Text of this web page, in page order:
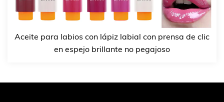
Aceite para labios con lápiz labial con prensa de clic
en espejo brillante no pegajoso